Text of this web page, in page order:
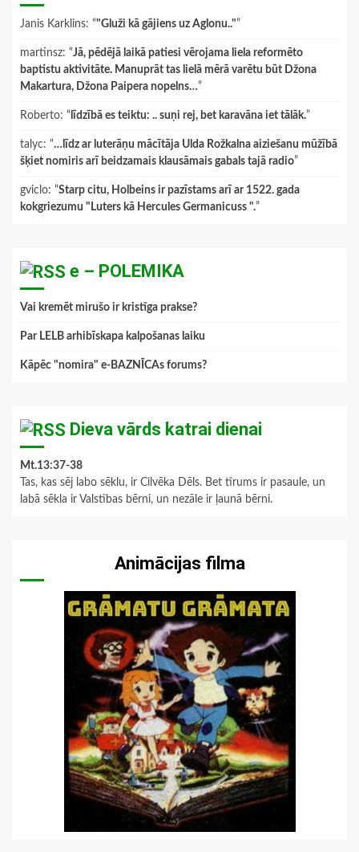
Janis Karklins: “"Gluži kā gājiens uz Aglonu.."”
martinsz: “Jā, pēdējā laikā patiesi vērojama liela reformēto
baptistu aktivitāte. Manuprāt tas lielā mērā varētu būt Džona
Makartura, Džona Paipera nopelns…”
Roberto: “ līdzībā es teiktu: .. suņi rej, bet karavāna iet tālāk.”
talyc: “…līdz ar luterāņu mācītāja Ulda Rožkalna aiziešanu mūžībā
šķiet nomiris arī beidzamais klausāmais gabals tajā radio”
gviclo: “Starp citu, Holbeins ir pazīstams arī ar 1522. gada
kokgriezumu "Luters kā Hercules Germanicuss ".”
e – POLEMIKA
Vai kremēt mirušo ir kristīga prakse?
Par LELB arhibīskapa kalpošanas laiku
Kāpēc "nomira" e-BAZNĪCAs forums?
Dieva vārds katrai dienai
Mt.13:37-38
Tas, kas sēj labo sēklu, ir Cilvēka Dēls. Bet tīrums ir pasaule, un
labā sēkla ir Valstības bērni, un nezāle ir ļaunā bērni.
Animācijas filma